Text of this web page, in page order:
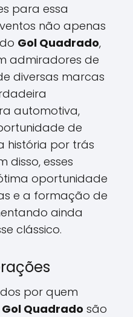
para essa
não apenas
Gol Quadrado,
admiradores de
diversas marcas
automotiva,
de
história por trás
disso, esses
oportunidade
e a formação de
ainda
clássico.
por quem
Gol Quadrado são